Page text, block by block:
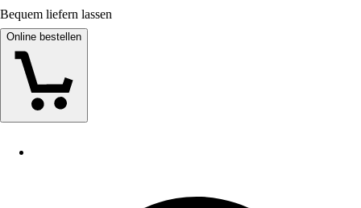
Bequem liefern lassen
Online bestellen